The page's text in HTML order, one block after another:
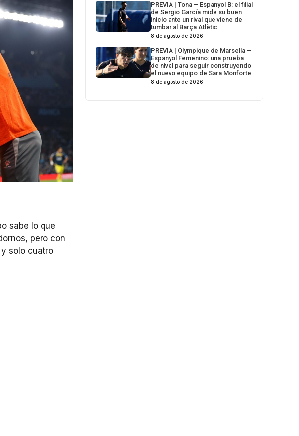
sabe lo que
pero con
solo cuatro
PREVIA | Tona – Espanyol B: el filial
de Sergio García mide su buen
inicio ante un rival que viene de
tumbar al Barça Atlètic
8 de agosto de 2026
PREVIA | Olympique de Marsella –
Espanyol Femenino: una prueba
de nivel para seguir construyendo
el nuevo equipo de Sara Monforte
8 de agosto de 2026